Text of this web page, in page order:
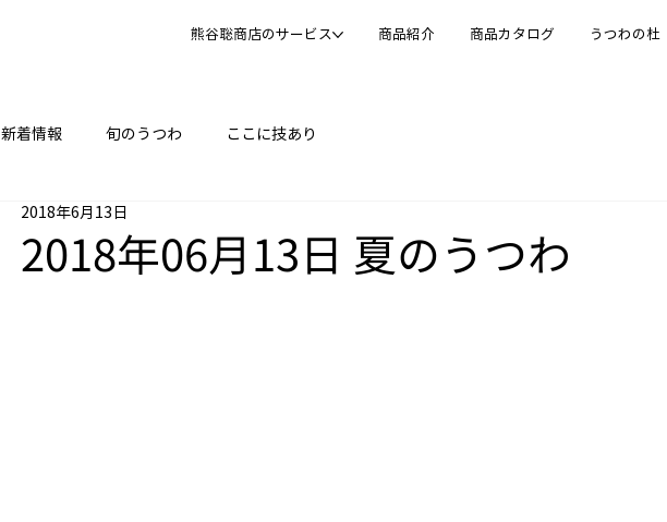
熊谷聡商店のサービス 商品紹介 商品カタログ うつわの杜
新着情報 旬のうつわ ここに技あり
2018年06月13日 夏のうつわ
2018年6月13日